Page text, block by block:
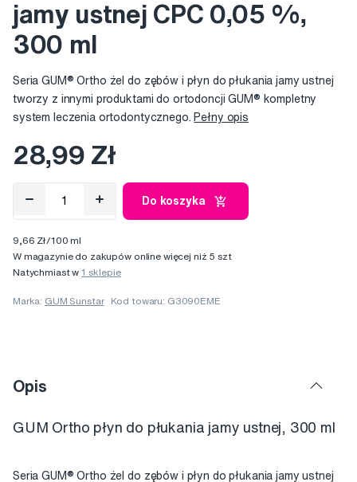
jamy ustnej CPC 0,05 %,
300 ml
Seria GUM® Ortho żel do zębów i płyn do płukania jamy ustnej
tworzy z innymi produktami do ortodoncji GUM® kompletny
system leczenia ortodontycznego. Pełny opis
28,99 Zł
Do koszyka
9,66 Zł/100 ml
W magazynie do zakupów online więcej niż 5 szt
Natychmiast w1 sklepie
Marka: GUM Sunstar Kod towaru: G3090EME
Opis
GUM Ortho płyn do płukania jamy ustnej, 300 ml
Seria GUM® Ortho żel do zębów i płyn do płukania jamy ustnej